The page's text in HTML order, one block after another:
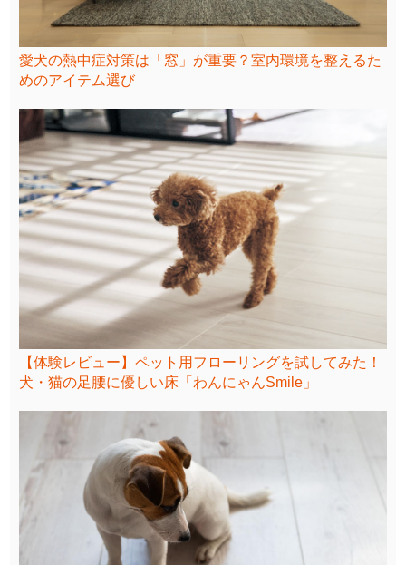
愛犬の熱中症対策は「窓」が重要？室内環境を整えるた
めのアイテム選び
【体験レビュー】ペット用フローリングを試してみた！
犬・猫の足腰に優しい床「わんにゃんSmile」